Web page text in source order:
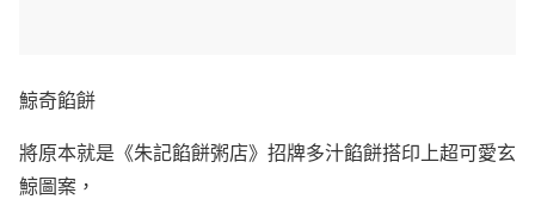
鯨奇餡餅
將原本就是《朱記餡餅粥店》招牌多汁餡餅搭印上超可愛玄
鯨圖案，